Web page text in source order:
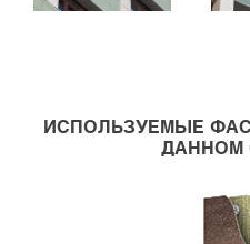
ИСПОЛЬЗУЕМЫЕ
ДАННОМ